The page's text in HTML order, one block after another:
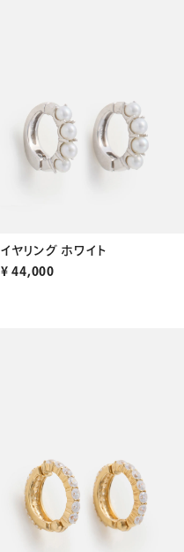
イヤリング ホワイト
¥ 44,000